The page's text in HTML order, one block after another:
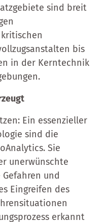
sind breit
bis
in der Kerntechnik
Ein essenzieller
sind die
Sie
unerwünschte
und
Eingreifen des
erkannt